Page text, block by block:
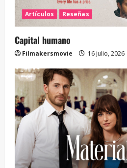
Artículos Reseñas
Capital humano
Filmakersmovie 16 julio, 2026